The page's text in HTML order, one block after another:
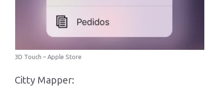
3D Touch – Apple Store
Citty Mapper: